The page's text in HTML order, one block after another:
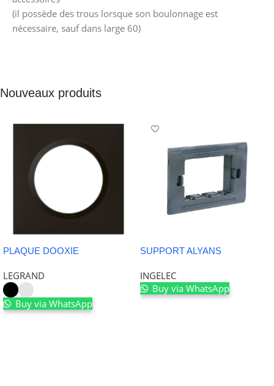
(il possède des trous lorsque son boulonnage est
nécessaire, sauf dans large 60)
Nouveaux produits
PLAQUE DOOXIE
LEGRAND
Buy via WhatsApp
SUPPORT ALYANS
INGELEC
Buy via WhatsApp